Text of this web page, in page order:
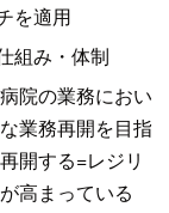
を適用
組み・体制
院の業務におい
業務再開を目指
開する=レジリ
高まっている